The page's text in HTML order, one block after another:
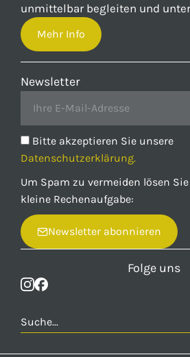
unmittelbar begleiten und
Mehr Info
Newsletter
Bitte akzeptieren Sie unsere
Datenschutzerklärung.
Um Spam zu vermeiden lösen
kleine Rechenaufgabe:
Newsletter abonnieren
Folge uns